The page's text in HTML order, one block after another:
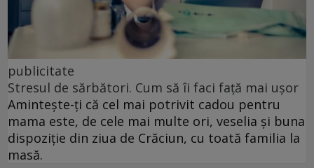
publicitate
Stresul de sărbători. Cum să îi faci față mai ușor
Amintește-ți că cel mai potrivit cadou pentru
mama este, de cele mai multe ori, veselia și buna
dispoziție din ziua de Crăciun, cu toată familia la
masă.